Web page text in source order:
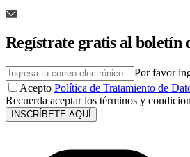
Regístrate gratis al boletín
Por favor
Acepto Política de Tratamiento de
Recuerda aceptar los términos y
INSCRÍBETE AQUÍ